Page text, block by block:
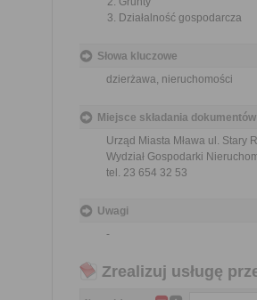
Działalność gospodarcza
Słowa kluczowe
dzierżawa, nieruchomości
Miejsce składania dokumentów
Urząd Miasta Mława ul. Stary
Wydział Gospodarki
tel. 23 654 32 53
Uwagi
-
Zrealizuj usługę